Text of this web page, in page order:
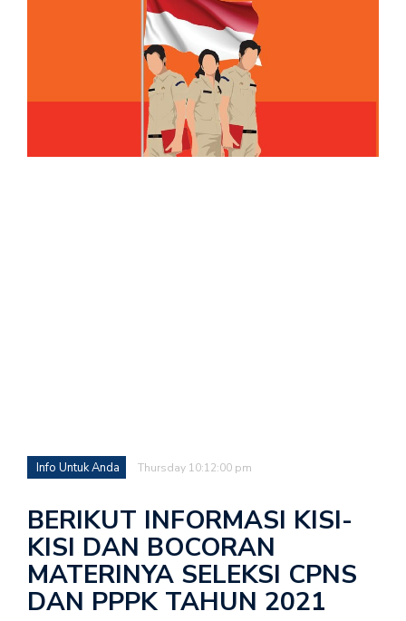
Info Untuk Anda Thursday 10:12:00 pm
BERIKUT INFORMASI KISI-
KISI DAN BOCORAN
MATERINYA SELEKSI CPNS
DAN PPPK TAHUN 2021